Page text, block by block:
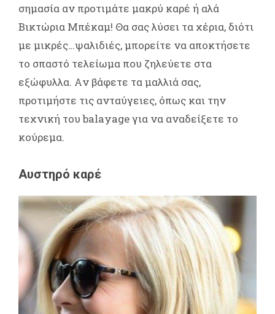
σημασία αν προτιμάτε μακρύ καρέ ή αλά
Bικτώρια Μπέκαμ! Θα σας λύσει τα χέρια, διότι
με μικρές…ψαλιδιές, μπορείτε να αποκτήσετε
το σπαστό τελείωμα που ζηλεύετε στα
εξώφυλλα. Aν βάφετε τα μαλλιά σας,
προτιμήστε τις ανταύγειες, όπως και την
τεχνική του balayage για να αναδείξετε το
κούρεμα.
Αυστηρό καρέ